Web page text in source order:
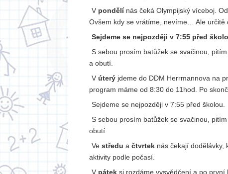
V pondělínás čeká Olympijský víceboj.
Ovšem kdy se vrátíme, nevíme… Ale určitě
Sejdeme se nejpozději v 7:55 před
S sebou prosím batůžek se svačinou,
a obutí.
V úterý jdeme do DDM Herrmannova na
program máme od 8:30 do 11hod. Po
Sejdeme se nejpozději v 7:55 před školou.
S sebou prosím batůžek se svačinou,
obutí.
Ve středu a čtvrtek nás čekají
aktivity podle počasí.
V pátek si rozdáme vysvědčení a po